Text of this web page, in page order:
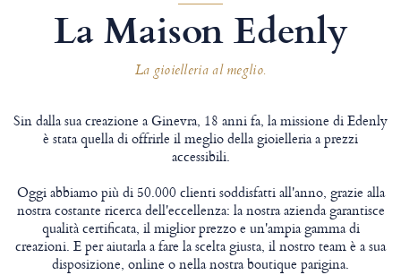
La Maison Edenly
La gioielleria al meglio.
Sin dalla sua creazione a Ginevra, 18 anni fa, la missione di Edenly
è stata quella di offrirle il meglio della gioielleria a prezzi
accessibili.
Oggi abbiamo più di 50.000 clienti soddisfatti all'anno, grazie alla
nostra costante ricerca dell'eccellenza: la nostra azienda garantisce
qualità certificata, il miglior prezzo e un'ampia gamma di
creazioni. E per aiutarla a fare la scelta giusta, il nostro team è a sua
disposizione, online o nella nostra boutique parigina.